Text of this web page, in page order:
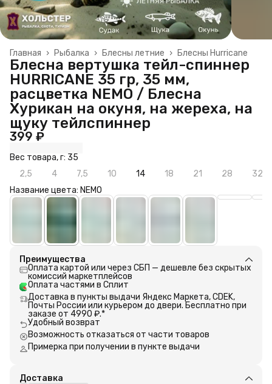
Блесны Hurricane
Блесны летние ›
Рыбалка ›
Главная ›
Блесна вертушка тейл-спиннер
HURRICANE 35 гр, 35 мм,
расцветка NEMO / Блесна
Хурикан на окуня, на жереха, на
щуку тейлспиннер
399 ₽
Вес товара, г: 35
2,5
4 7,5 10 14 18 21 28
32
Название цвета: NEMO
Преимущества
Оплата картой или через СБП — дешевле без скрытых
комиссий маркетплейсов
Оплата частями в Сплит
Доставка в пункты выдачи Яндекс Маркета, CDEK,
Почты России или курьером до двери. Бесплатно при
заказе от 4990 ₽.*
Удобный возврат
Возможность отказаться от части товаров
Примерка при получении в пункте выдачи
Доставка